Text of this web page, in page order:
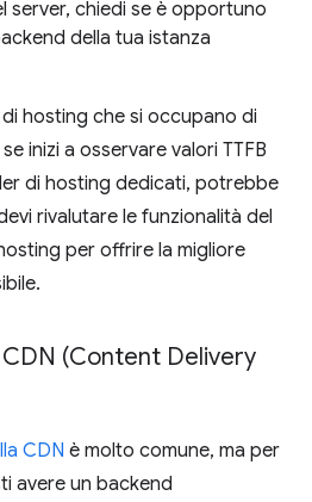
server, chiedi se è opportuno
della tua istanza
hosting che si occupano di
inizi a osservare valori TTFB
di hosting dedicati, potrebbe
rivalutare le funzionalità del
per offrire la migliore
(Content Delivery
CDN è molto comune, ma per
avere un backend